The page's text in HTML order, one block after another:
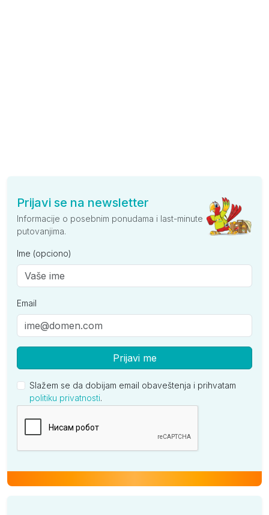
Prijavi se na newsletter
Informacije o posebnim ponudama i last-minute
putovanjima.
Ime (opciono)
Email
Prijavi me
Slažem se da dobijam email obaveštenja i prihvatam
politiku privatnosti.